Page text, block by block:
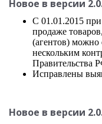
Новое в версии
С 01.01.2015
продаже
(агентов) можно
нескольким
Правительства
Исправлены
Новое в версии